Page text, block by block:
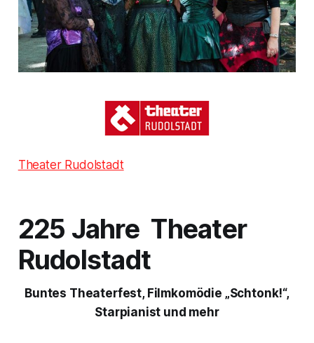
Theater Rudolstadt
225 Jahre Theater
Rudolstadt
Buntes Theaterfest, Filmkomödie „Schtonk!“,
Starpianist und mehr